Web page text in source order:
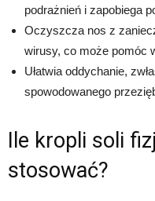
podrażnień i zapobiega
Oczyszcza nos z
wirusy, co może pomóc
Ułatwia oddychanie,
spowodowanego
Ile kropli soli
stosować?